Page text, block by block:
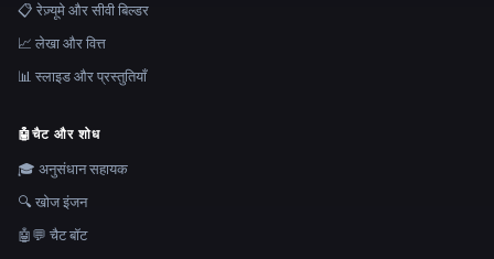
📋 रेज़्यूमे और सीवी बिल्डर
📈 लेखा और वित्त
📊 स्लाइड और प्रस्तुतियाँ
🤖चैट और शोध
🎓 अनुसंधान सहायक
🔍 खोज इंजन
🤖💬 चैट बॉट